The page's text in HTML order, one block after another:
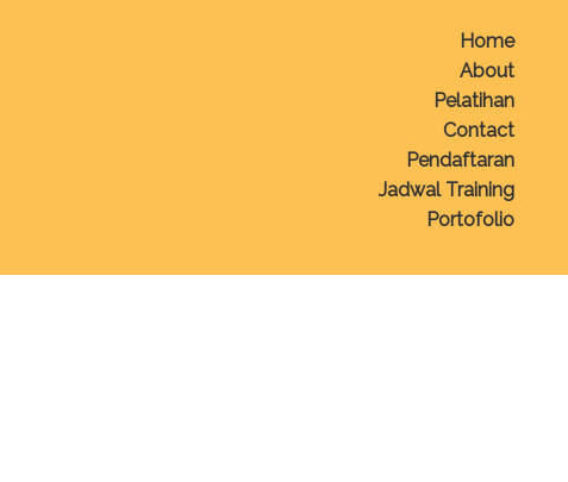
Home
About
Pelatihan
Contact
Pendaftaran
Jadwal Training
Portofolio